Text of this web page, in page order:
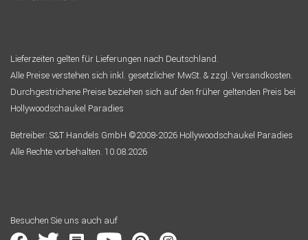
Lieferzeiten gelten für Lieferungen nach Deutschland.
Alle Preise verstehen sich inkl. gesetzlicher MwSt. & zzgl. Versandkosten.
Durchgestrichene Preise beziehen sich auf den früher geltenden Preis bei
Hollywoodschaukel Paradies
Betreiber: S&T Handels GmbH ©2008-2026 Hollywoodschaukel Paradies
Alle Rechte vorbehalten. 10.08.2026
Besuchen Sie uns auch auf